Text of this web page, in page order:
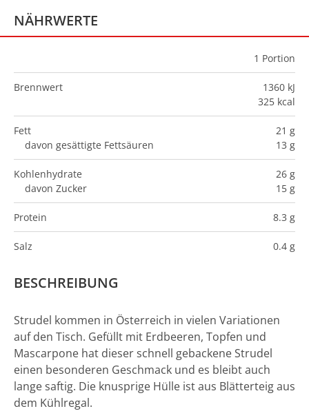
NÄHRWERTE
1 Portion
Brennwert
1360 kJ
325 kcal
Fett
21 g
davon gesättigte Fettsäuren
13 g
Kohlenhydrate
26 g
davon Zucker
15 g
Protein 8.3 g
Salz 0.4 g
BESCHREIBUNG
Strudel kommen in Österreich in vielen Variationen
auf den Tisch. Gefüllt mit Erdbeeren, Topfen und
Mascarpone hat dieser schnell gebackene Strudel
einen besonderen Geschmack und es bleibt auch
lange saftig. Die knusprige Hülle ist aus Blätterteig aus
dem Kühlregal.